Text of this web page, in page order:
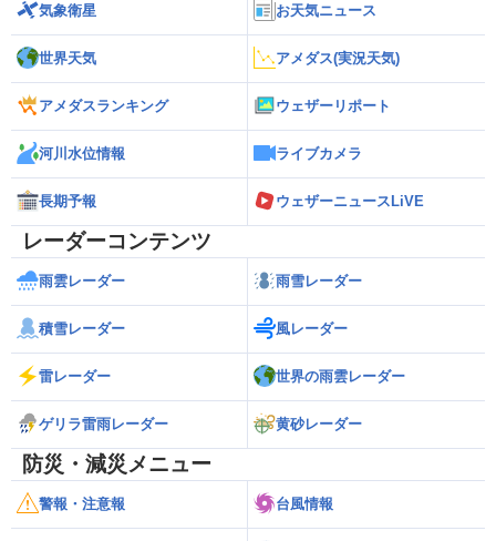
気象衛星 お天気ニュース
世界天気 アメダス(実況天気)
アメダスランキング ウェザーリポート
河川水位情報 ライブカメラ
長期予報 ウェザーニュースLiVE
レーダーコンテンツ
雨雲レーダー 雨雪レーダー
積雪レーダー 風レーダー
雷レーダー 世界の雨雲レーダー
ゲリラ雷雨レーダー 黄砂レーダー
防災・減災メニュー
警報・注意報 台風情報